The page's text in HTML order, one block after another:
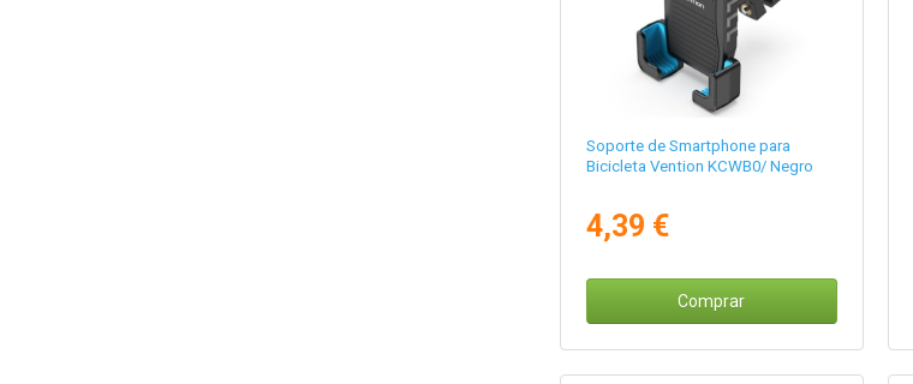
Soporte de Smartphone para
Bicicleta Vention KCWB0/ Negro
4,39 €
Comprar